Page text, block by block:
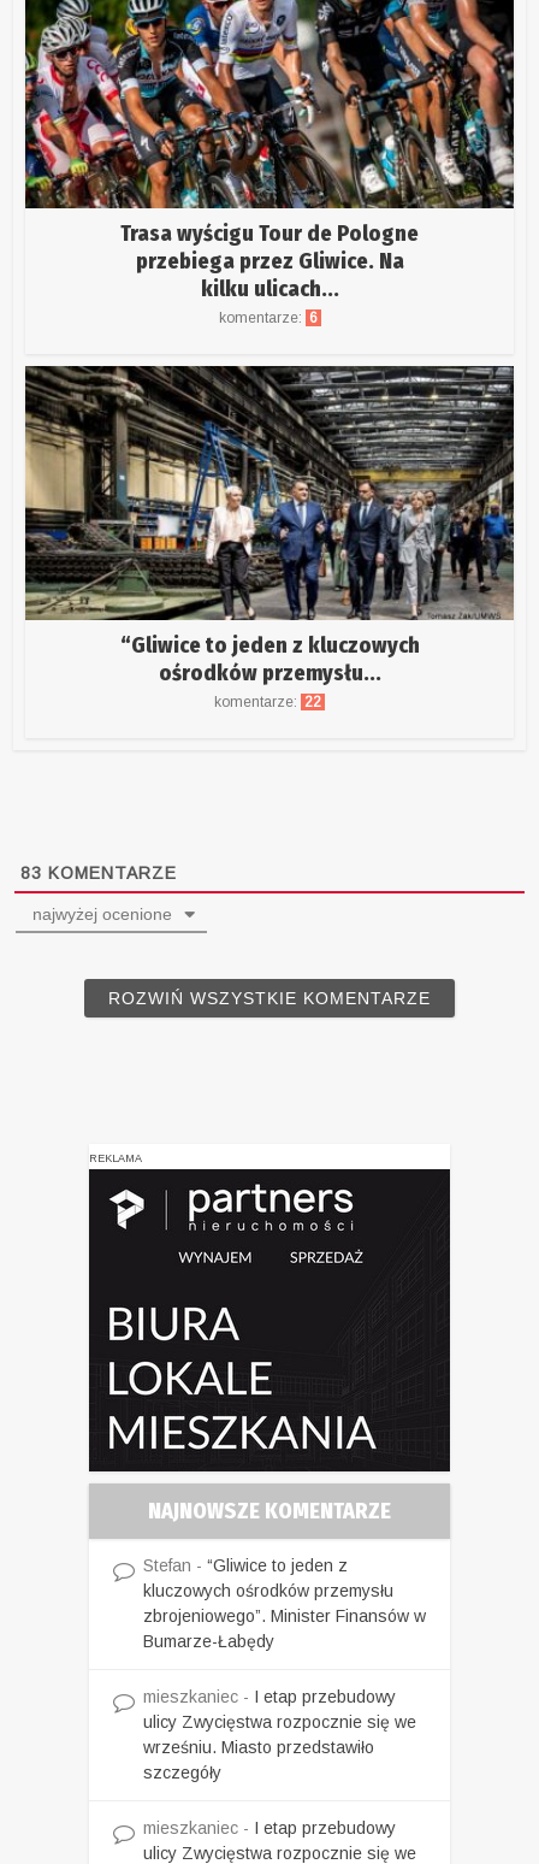
Trasa wyścigu Tour de Pologne
przebiega przez Gliwice. Na
kilku ulicach...
komentarze: 6
“Gliwice to jeden z kluczowych
ośrodków przemysłu...
komentarze: 22
83 KOMENTARZE
najwyżej ocenione
ROZWIŃ WSZYSTKIE KOMENTARZE
REKLAMA
NAJNOWSZE KOMENTARZE
Stefan - “Gliwice to jeden z
kluczowych ośrodków przemysłu
zbrojeniowego”. Minister Finansów w
Bumarze-Łabędy
mieszkaniec - I etap przebudowy
ulicy Zwycięstwa rozpocznie się we
wrześniu. Miasto przedstawiło
szczegóły
mieszkaniec - I etap przebudowy
ulicy Zwycięstwa rozpocznie się we